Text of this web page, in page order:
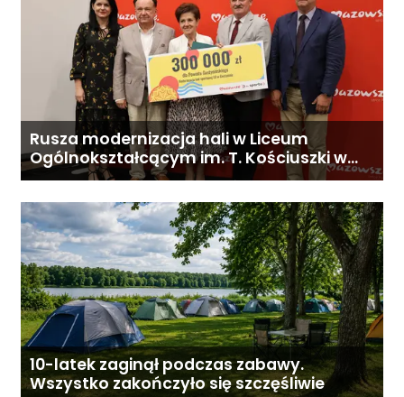
Rusza modernizacja hali w Liceum
Ogólnokształcącym im. T. Kościuszki w
Gostyninie
10-latek zaginął podczas zabawy.
Wszystko zakończyło się szczęśliwie